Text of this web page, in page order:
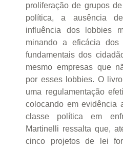
proliferação de grupos
política, a ausência
influência dos lobbies
minando a eficácia dos
fundamentais dos
mesmo empresas que
por esses lobbies. O
uma regulamentação
colocando em evidência
classe política em
Martinelli ressalta que,
cinco projetos de lei